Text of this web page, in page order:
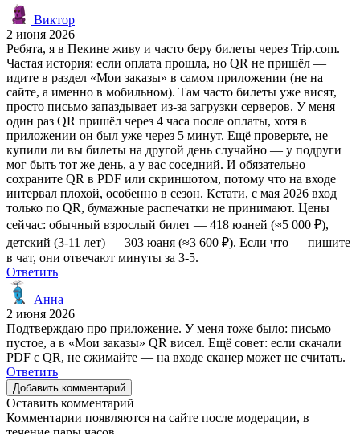
Виктор
2 июня 2026
Ребята, я в Пекине живу и часто беру билеты через Trip.com.
Частая история: если оплата прошла, но QR не пришёл —
идите в раздел «Мои заказы» в самом приложении (не на
сайте, а именно в мобильном). Там часто билеты уже висят,
просто письмо запаздывает из-за загрузки серверов. У меня
один раз QR пришёл через 4 часа после оплаты, хотя в
приложении он был уже через 5 минут. Ещё проверьте, не
купили ли вы билеты на другой день случайно — у подруги
мог быть тот же день, а у вас соседний. И обязательно
сохраните QR в PDF или скриншотом, потому что на входе
интервал плохой, особенно в сезон. Кстати, с мая 2026 вход
только по QR, бумажные распечатки не принимают. Цены
сейчас: обычный взрослый билет — 418 юаней (≈5 000 ₽),
детский (3-11 лет) — 303 юаня (≈3 600 ₽). Если что — пишите
в чат, они отвечают минуты за 3-5.
Ответить
Анна
2 июня 2026
Подтверждаю про приложение. У меня тоже было: письмо
пустое, а в «Мои заказы» QR висел. Ещё совет: если скачали
PDF с QR, не сжимайте — на входе сканер может не считать.
Ответить
Добавить комментарий
Оставить комментарий
Комментарии появляются на сайте после модерации, в